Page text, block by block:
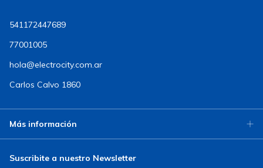
541172447689
77001005
hola@electrocity.com.ar
Carlos Calvo 1860
Más información
Suscribite a nuestro Newsletter